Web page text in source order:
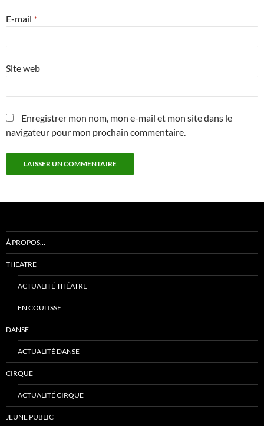
E-mail *
Site web
Enregistrer mon nom, mon e-mail et mon site dans le
navigateur pour mon prochain commentaire.
Á PROPOS…
THEATRE
ACTUALITÉ THÉÂTRE
EN COULISSE
DANSE
ACTUALITÉ DANSE
CIRQUE
ACTUALITÉ CIRQUE
JEUNE PUBLIC